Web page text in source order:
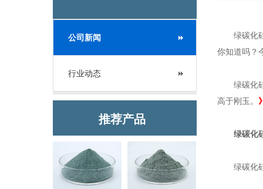
公司新闻
行业动态
推荐产品
绿碳化硅
你知道吗？
绿碳化硅
高于刚玉。
绿碳化硅
绿碳化硅